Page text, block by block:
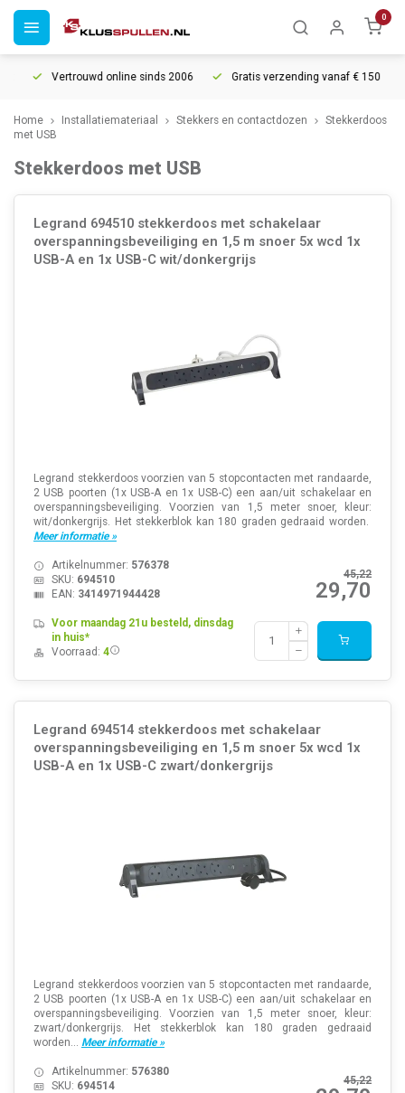
0
Vertrouwd online sinds 2006 Gratis verzending vanaf € 150
Home Installatiemateriaal Stekkers en contactdozen
Stekkerdoos
met USB
Stekkerdoos met USB
Legrand 694510 stekkerdoos met schakelaar
overspanningsbeveiliging en 1,5 m snoer 5x wcd 1x
USB-A en 1x USB-C wit/donkergrijs
Legrand stekkerdoos voorzien van 5 stopcontacten met randaarde,
2 USB poorten (1x USB-A en 1x USB-C) een aan/uit schakelaar en
overspanningsbeveiliging. Voorzien van 1,5 meter snoer, kleur:
wit/donkergrijs. Het stekkerblok kan 180 graden gedraaid worden.
Meer informatie »
45,22
29,70
Artikelnummer: 576378
SKU: 694510
EAN: 3414971944428
Voor maandag 21u besteld, dinsdag
in huis*
Voorraad: 4
Legrand 694514 stekkerdoos met schakelaar
overspanningsbeveiliging en 1,5 m snoer 5x wcd 1x
USB-A en 1x USB-C zwart/donkergrijs
Legrand stekkerdoos voorzien van 5 stopcontacten met randaarde,
2 USB poorten (1x USB-A en 1x USB-C) een aan/uit schakelaar en
overspanningsbeveiliging. Voorzien van 1,5 meter snoer, kleur:
zwart/donkergrijs. Het stekkerblok kan 180 graden gedraaid
worden... Meer informatie »
45,22
Artikelnummer: 576380
SKU: 694514